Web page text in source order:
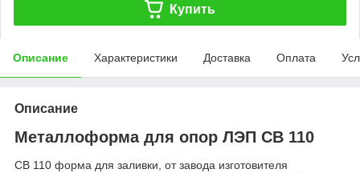
Купить
Описание Характеристики Доставка Оплата
Описание
Металлоформа для опор ЛЭП СВ 110
СВ 110 форма для заливки, от завода изготовителя